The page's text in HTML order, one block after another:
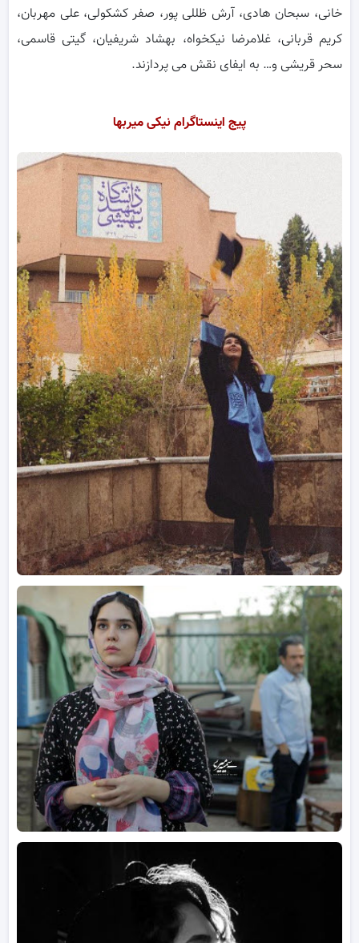
خانی، سبحان هادی، آرش ظللی پور، صفر کشکولی، علی مهربان،
کریم قربانی، غلامرضا نیکخواه، بهشاد شریفیان، گیتی قاسمی،
سحر قریشی و… به ایفای نقش می پردازند.
پیج اینستاگرام نیکی میربها